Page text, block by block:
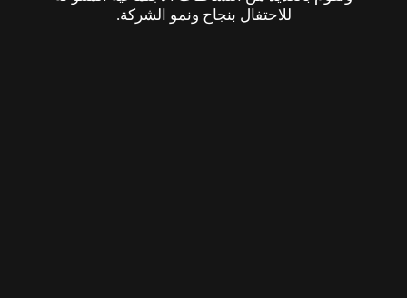
للاحتفال بنجاح ونمو الشركة.